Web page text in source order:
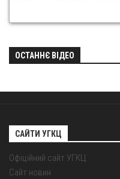
ОСТАННЄ ВІДЕО
САЙТИ УГКЦ
Офіційний сайт УГКЦ
Сайт новин